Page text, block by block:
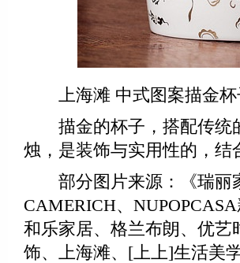
上海滩 中式图案描金杯
描金的杯子，搭配传统
烛，是装饰与实用性的，结
部分图片来源：《瑞丽
CAMERICH、
和乐家居、格兰布朗、优
饰、上海滩、[上上]生活美